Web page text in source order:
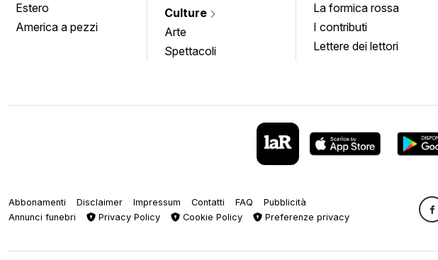
Estero
America a pezzi
Culture
Arte
Spettacoli
La formica rossa
I contributi
Lettere dei lettori
Abbonamenti Disclaimer Impressum Contatti FAQ
Pubblicità
Annunci funebri
Privacy Policy Cookie Policy Preferenze privacy